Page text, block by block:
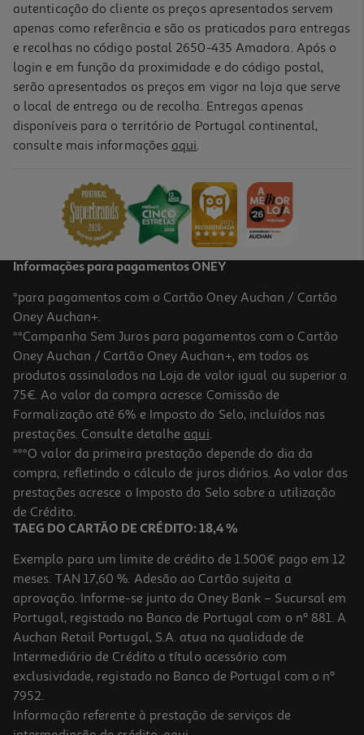
autenticação do cliente os preços apresentados servem
apenas como referência e são os praticados para entregas
e recolhas no código postal 2650-435 Amadora. Após o
login e em função da proximidade e do código postal,
serão apresentados os preços em vigor na loja que serve
o local de entrega ou de recolha. Entregas apenas
disponíveis para o território de Portugal continental,
consulte mais informações aqui.
Informações para pagamentos ONEY
*para pagamentos com o Cartão Oney Auchan / Cartão
Oney Auchan+.
**Campanha Sem Juros para pagamentos com o Cartão
Oney Auchan / Cartão Oney Auchan+, em todos os
produtos assinalados na Loja de valor igual ou superior a
75€. Ao valor da compra acresce Comissão de
Formalização até 6% e Imposto do Selo, incluídos nas
prestações. Consulte detalhe aqui.
***O valor da primeira prestação depende do dia da
compra, refletindo o cálculo de juros diários. Ao valor das
prestações acresce o Imposto do Selo sobre a utilização
de Crédito.
TAEG DO CARTÃO DE CRÉDITO: 18,4 %
Exemplo para um limite de crédito de 1.500€ pago em 12
meses. TAN 17,60 %. Adesão ao Cartão sujeita a
aprovação. Informe-se junto do Oney Bank – Sucursal em
Portugal, registado no Banco de Portugal com o nº 881. A
Auchan Retail Portugal, S.A. atua na qualidade de
Intermediário de Crédito a título acessório com
exclusividade, registado no Banco de Portugal com o nº
7952.
Informação referente à prestação de serviços de